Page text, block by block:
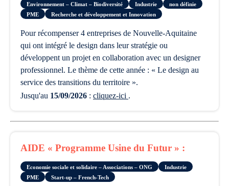
Environnement – Climat – Biodiversité
Industrie
non définie
PME
Recherche et développement et Innovation
pour récompenser 4 entreprises de Nouvelle-Aquitaine
qui ont intégré le design dans leur stratégie ou
développent un projet en collaboration avec un designer
professionnel. Le thème de cette année : « Le design au
service des transitions du territoire ».
Jusqu'au 15/09/2026 : cliquez-ici .
AIDE « Programme Usine du Futur » :
Economie sociale et solidaire – Associations – ONG
Industrie
PME
Start-up – French-Tech